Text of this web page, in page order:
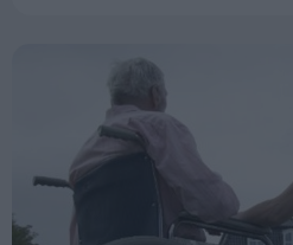
mere liv i byen og give
til at benytte lokale
og spisesteder.